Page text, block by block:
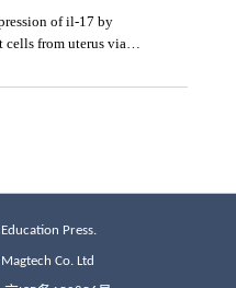
Press.
Co. Ltd